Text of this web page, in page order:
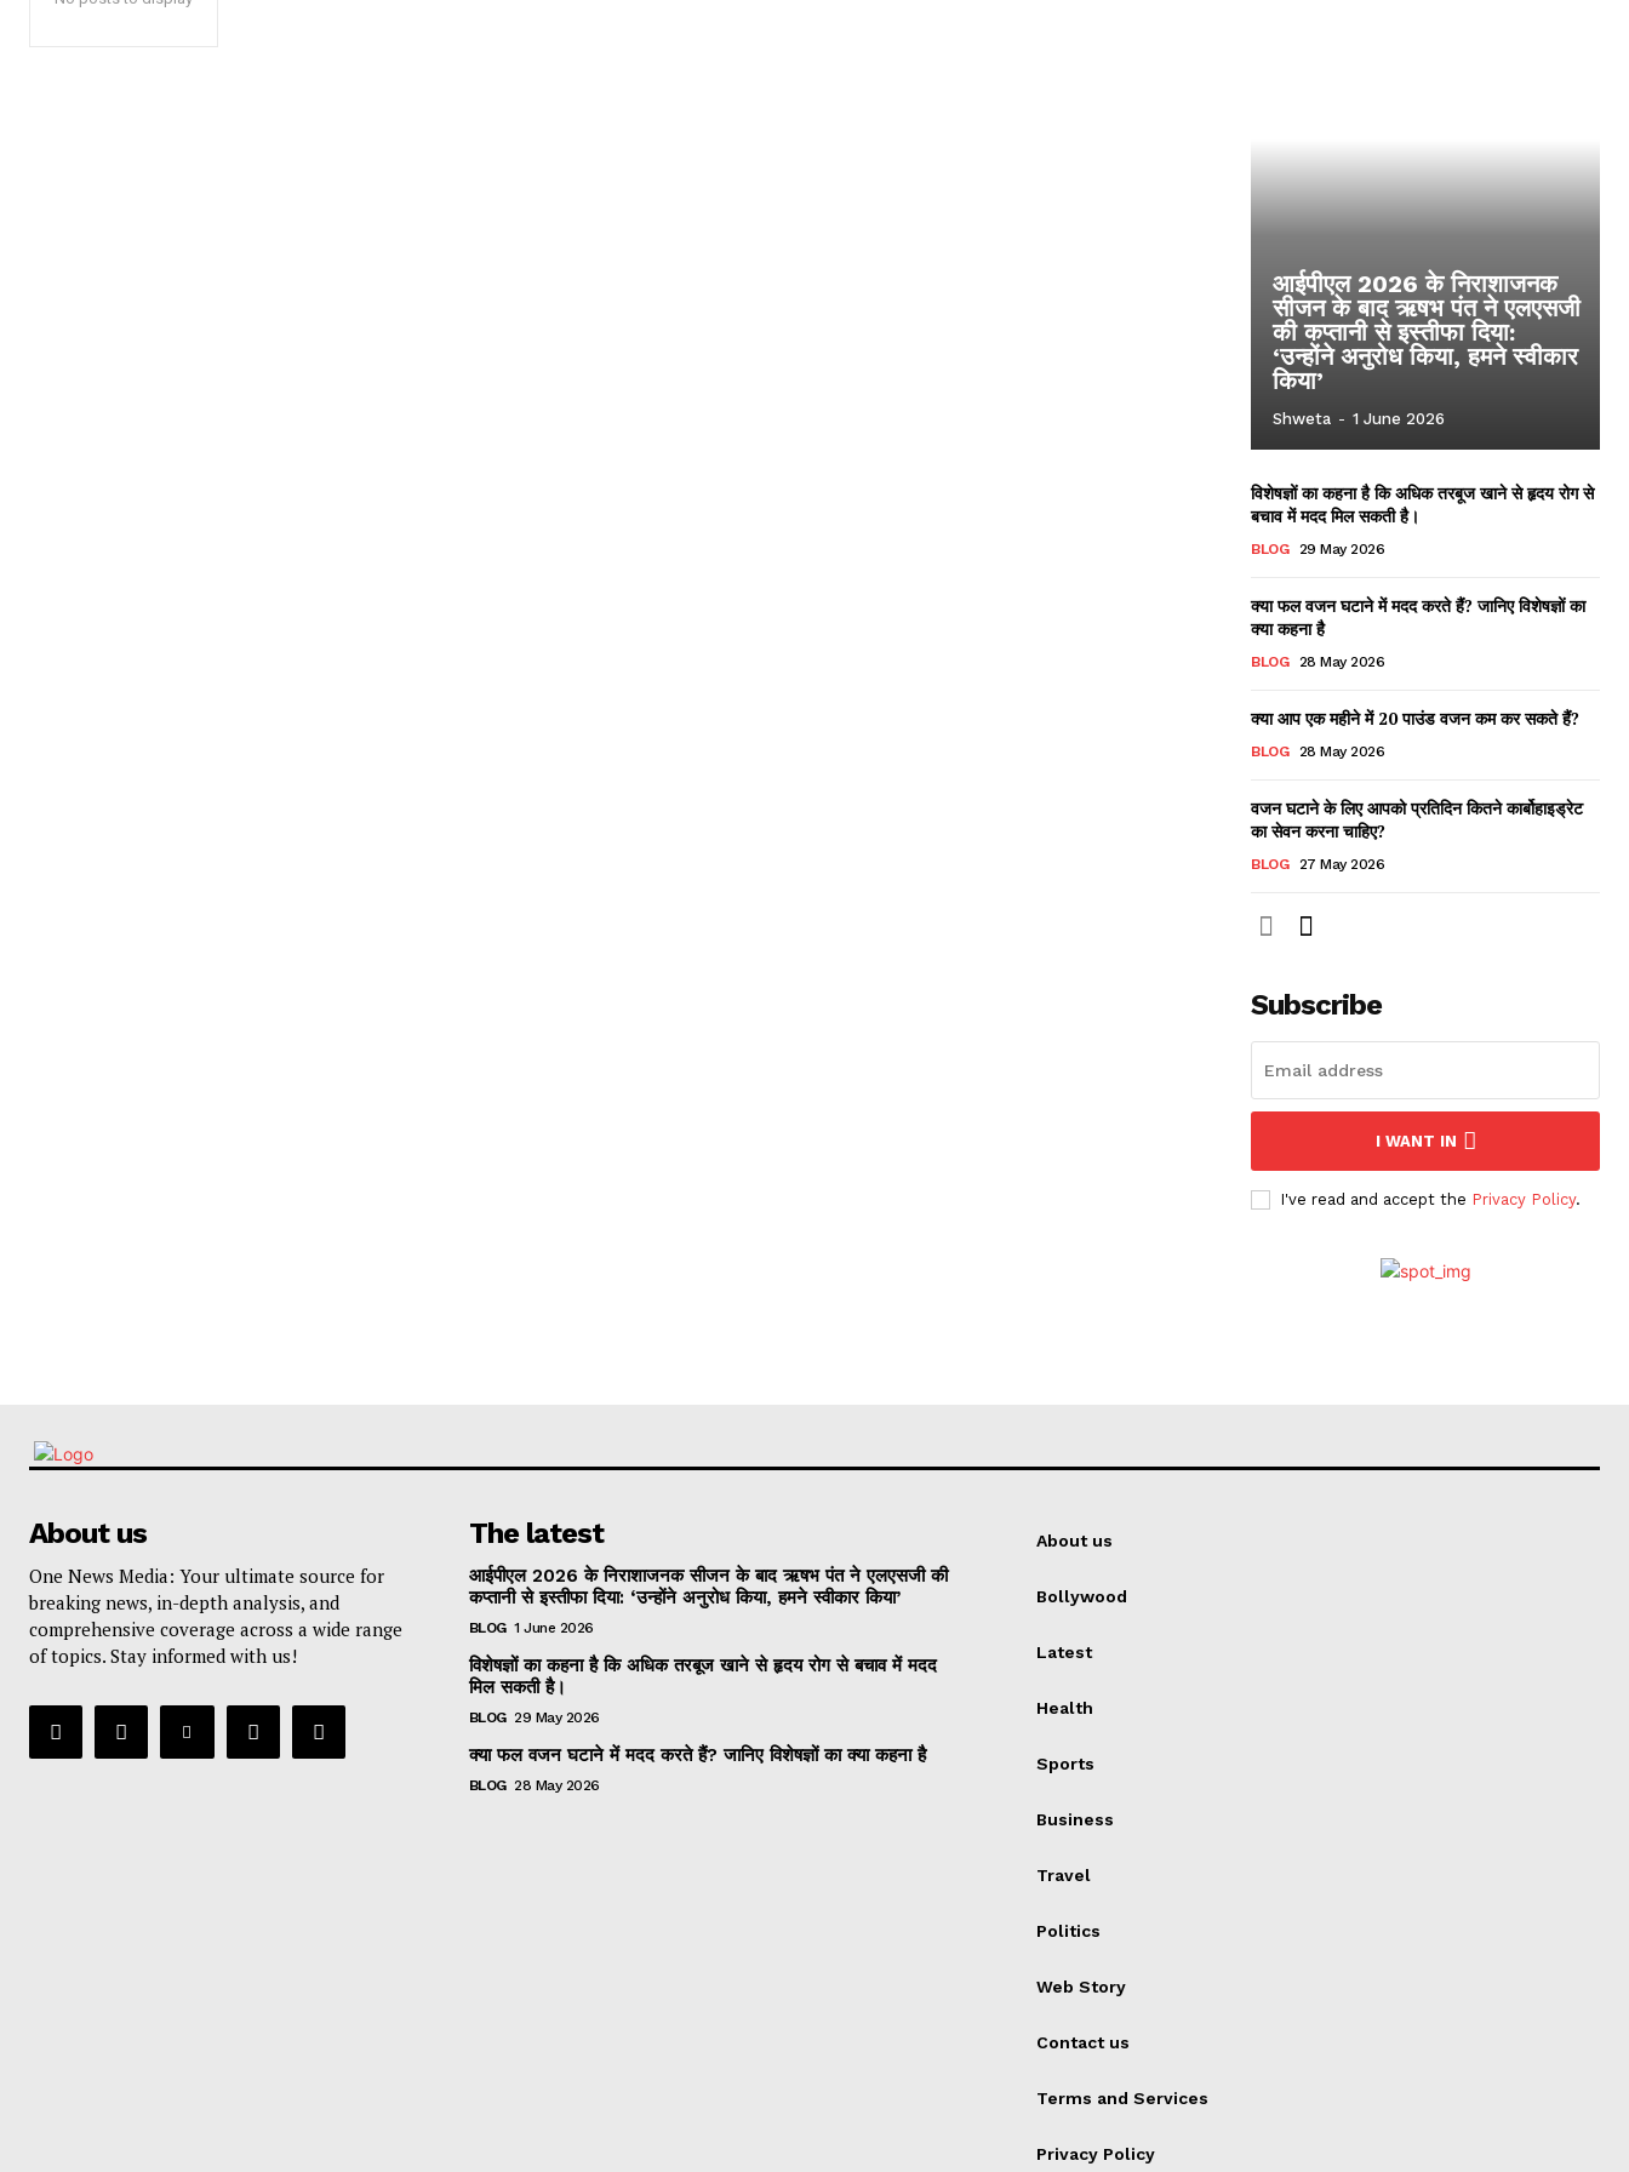
आईपीएल 2026 के निराशाजनक
सीजन के बाद ऋषभ पंत ने एलएसजी
की कप्तानी से इस्तीफा दिया:
‘उन्होंने अनुरोध किया, हमने स्वीकार
किया’
Shweta - 1 June 2026
विशेषज्ञों का कहना है कि अधिक तरबूज खाने से हृदय रोग से
बचाव में मदद मिल सकती है।
BLOG 29 May 2026
क्या फल वजन घटाने में मदद करते हैं? जानिए विशेषज्ञों का
क्या कहना है
BLOG 28 May 2026
क्या आप एक महीने में 20 पाउंड वजन कम कर सकते हैं?
BLOG 28 May 2026
वजन घटाने के लिए आपको प्रतिदिन कितने कार्बोहाइड्रेट
का सेवन करना चाहिए?
BLOG 27 May 2026
Subscribe
I WANT IN
I've read and accept the Privacy Policy.
About us
One News Media: Your ultimate source for
breaking news, in-depth analysis, and
comprehensive coverage across a wide range
of topics. Stay informed with us!
The latest
आईपीएल 2026 के निराशाजनक सीजन के बाद ऋषभ पंत ने एलएसजी की
कप्तानी से इस्तीफा दिया: ‘उन्होंने अनुरोध किया, हमने स्वीकार किया’
BLOG 1 June 2026
विशेषज्ञों का कहना है कि अधिक तरबूज खाने से हृदय रोग से बचाव में मदद
मिल सकती है।
BLOG 29 May 2026
क्या फल वजन घटाने में मदद करते हैं? जानिए विशेषज्ञों का क्या कहना है
BLOG 28 May 2026
About us
Bollywood
Latest
Health
Sports
Business
Travel
Politics
Web Story
Contact us
Terms and Services
Privacy Policy